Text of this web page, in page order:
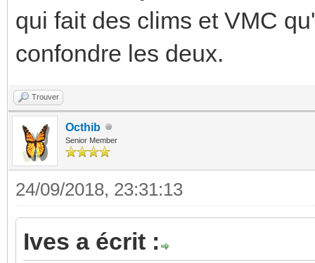
qui fait des clims et VMC
confondre les deux.
Trouver
Octhib
Senior Member
24/09/2018, 23:31:13
Ives a écrit :